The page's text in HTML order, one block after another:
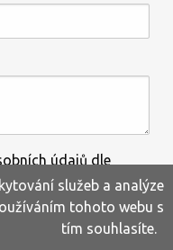
údajů dle
služeb a analýze
tohoto webu s
tím souhlasíte.